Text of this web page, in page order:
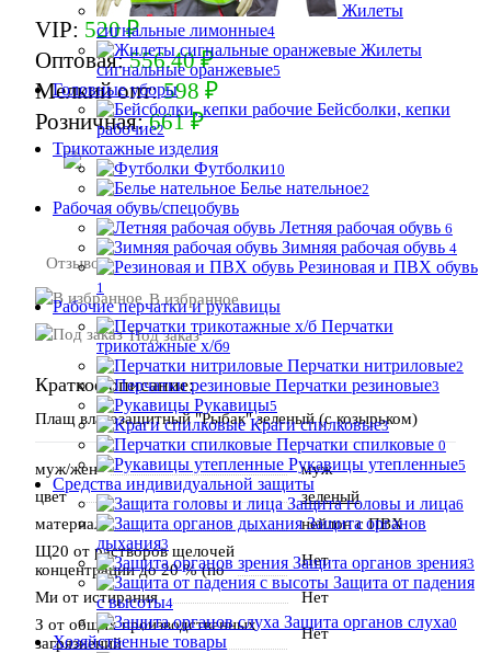
Жилеты
сигнальные лимонные4
Жилеты
сигнальные оранжевые5
Головные уборы
Бейсболки, кепки
рабочие2
Трикотажные изделия
Футболки10
Белье нательное2
Рабочая обувь/спецобувь
Летняя рабочая обувь 6
Зимняя рабочая обувь 4
Резиновая и ПВХ обувь
1
Рабочие перчатки и рукавицы
Перчатки
трикотажные х/б9
Перчатки нитриловые2
Перчатки резиновые3
Рукавицы5
Краги спилковые3
Перчатки спилковые0
Рукавицы утепленные5
Средства индивидуальной защиты
Защита головы и лица6
Защита органов
дыхания3
Защита органов зрения3
Защита от падения
с высоты4
Защита органов слуха0
Хозяйственные товары
VIP: 520 ₽
Оптовая:556.40 ₽
Мелкий опт:598 ₽
Розничная:661 ₽
В корзину
Отзывов:
В избранное
Под заказ
Краткое описание:
Плащ влагозащитный "Рыбак" зеленый (с козырьком)
муж/жен
муж
цвет
зеленый
материал
нейлон с ПВХ
Щ20 от растворов щелочей
концентрации до 20 % (по
Нет
Ми от истирания
Нет
З от общих производственных
загрязнений
Нет